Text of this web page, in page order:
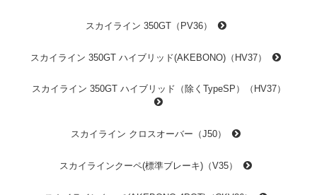
スカイライン 350GT（PV36）
スカイライン 350GT ハイブリッド(AKEBONO)（HV37）
スカイライン 350GT ハイブリッド（除くTypeSP）（HV37）
スカイライン クロスオーバー（J50）
スカイラインクーペ(標準ブレーキ)（V35）